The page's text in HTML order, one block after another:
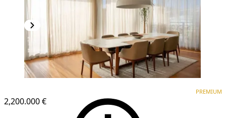
2,200.000 €
PREMIUM